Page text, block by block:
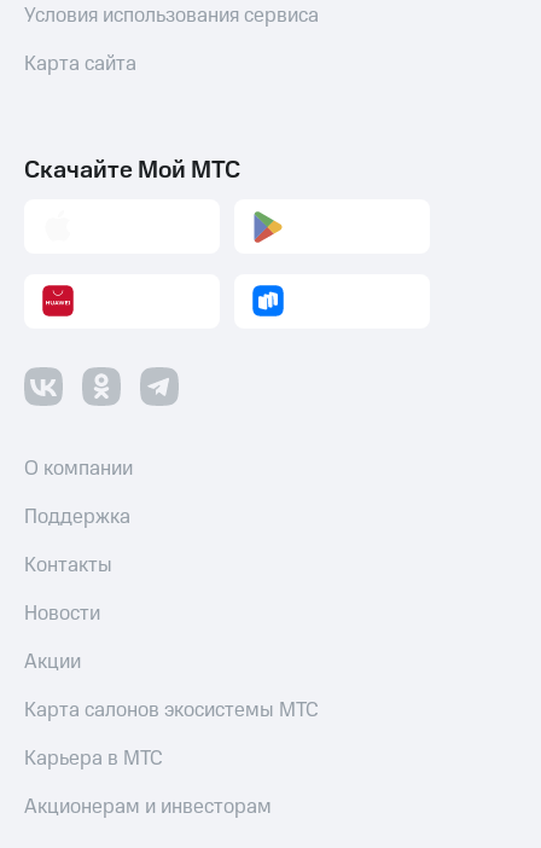
Умный
дом
и
Условия использования сервиса
Карта сайта
Скачайте Мой МТС
О компании
Поддержка
Контакты
Новости
Акции
Карта салонов экосистемы МТС
Карьера в МТС
Акционерам и инвесторам